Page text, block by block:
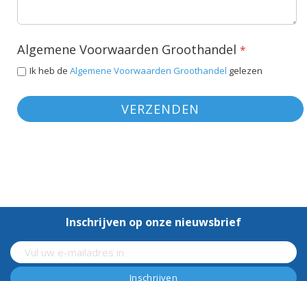
Algemene Voorwaarden Groothandel
Ik heb de Algemene Voorwaarden Groothandel gelezen
VERZENDEN
Inschrijven op onze nieuwsbrief